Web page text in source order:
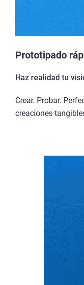
Prototipado
Haz realidad tu
Crear. Probar.
creaciones